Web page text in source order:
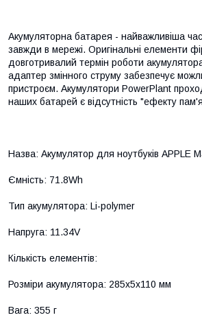
Акумуляторна батарея - найважливіша
завжди в мережі. Оригінальні елементи
довготривалий термін роботи
адаптер змінного струму забезпечує
пристроєм. Акумулятори PowerPlant
наших батарей є відсутність "ефекту
Назва: Акумулятор для ноутбуків APPLE
Ємність: 71.8Wh
Тип акумулятора: Li-polymer
Напруга: 11.34V
Кількість елементів:
Розміри акумулятора: 285x5x110 мм
Вага: 355 г